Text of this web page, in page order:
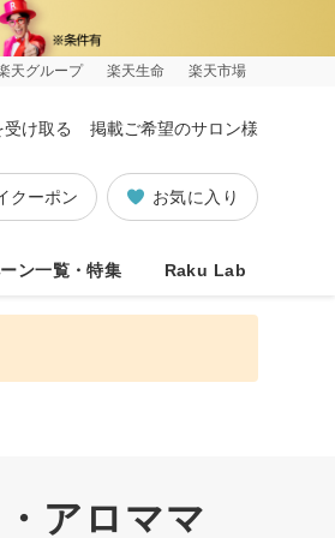
天グループ 楽天生命 楽天市場
け取る 掲載ご希望のサロン様
お気に入り
クーポン
ン一覧・特集 Raku Lab
アロママ